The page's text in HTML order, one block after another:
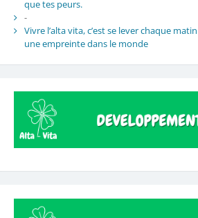
que tes peurs.
-
Vivre l’alta vita, c’est se lever chaque
une empreinte dans le monde